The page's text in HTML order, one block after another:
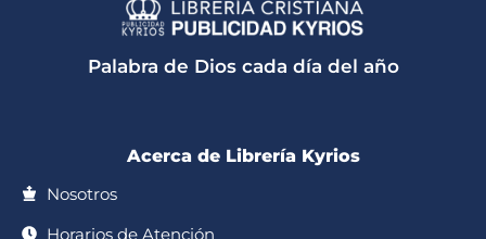
s
a
p
o
k
b
o
k
a
g
a
u
b
Palabra de Dios cada día del año
Acerca de Librería Kyrios
Nosotros
Horarios de Atención